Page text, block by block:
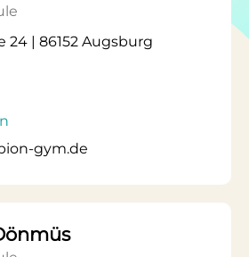
24 | 86152 Augsburg
gym.de